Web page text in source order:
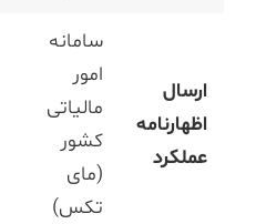
ارسال
اظهارنامه
عملکرد
سامانه
امور
مالیاتی
کشور
(مای
تکس)